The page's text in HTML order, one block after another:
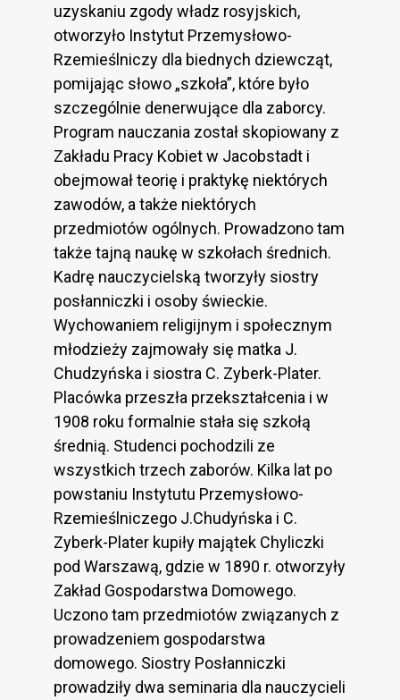
uzyskaniu zgody władz rosyjskich,
otworzyło Instytut Przemysłowo-
Rzemieślniczy dla biednych dziewcząt,
pomijając słowo „szkoła”, które było
szczególnie denerwujące dla zaborcy.
Program nauczania został skopiowany z
Zakładu Pracy Kobiet w Jacobstadt i
obejmował teorię i praktykę niektórych
zawodów, a także niektórych
przedmiotów ogólnych. Prowadzono tam
także tajną naukę w szkołach średnich.
Kadrę nauczycielską tworzyły siostry
posłanniczki i osoby świeckie.
Wychowaniem religijnym i społecznym
młodzieży zajmowały się matka J.
Chudzyńska i siostra C. Zyberk-Plater.
Placówka przeszła przekształcenia i w
1908 roku formalnie stała się szkołą
średnią. Studenci pochodzili ze
wszystkich trzech zaborów. Kilka lat po
powstaniu Instytutu Przemysłowo-
Rzemieślniczego J.Chudyńska i C.
Zyberk-Plater kupiły majątek Chyliczki
pod Warszawą, gdzie w 1890 r. otworzyły
Zakład Gospodarstwa Domowego.
Uczono tam przedmiotów związanych z
prowadzeniem gospodarstwa
domowego. Siostry Posłanniczki
prowadziły dwa seminaria dla nauczycieli